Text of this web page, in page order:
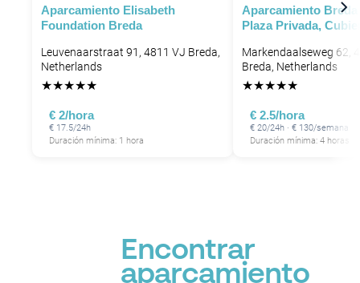
Aparcamiento Elisabeth
Foundation Breda
Leuvenaarstraat 91, 4811 VJ Breda,
Netherlands
★★★★★
€ 2/hora
€ 17.5/24h
Duración mínima: 1 hora
Aparcamiento
Plaza Privada,
Markendaalseweg 62,
Breda, Netherlands
★★★★★
€ 2.5/hora
€ 20/24h · € 130/semana
Duración mínima: 4 horas
Encontrar
aparcamiento